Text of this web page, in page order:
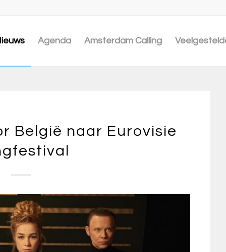
Agenda Amsterdam Calling
België naar Eurovisie